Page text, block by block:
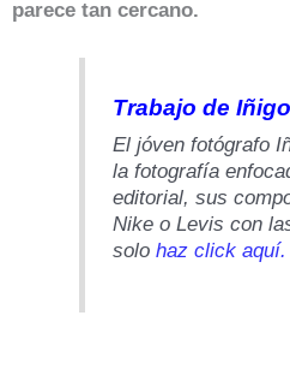
parece tan cercano.
Trabajo de
El jóven fotógrafo
la fotografía
editorial, sus
Nike o Levis con
solohaz click aquí.